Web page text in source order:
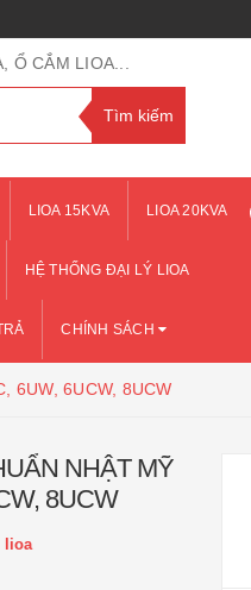
Ổ CẮM LIOA...
LIOA 15KVA LIOA 20KVA
HỆ THỐNG ĐẠI LÝ LIOA
CHÍNH SÁCH
6UW, 6UCW, 8UCW
NHẬT MỸ
8UCW
lioa